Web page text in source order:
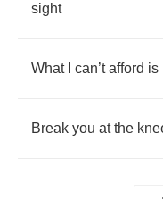
sight
What can’t afford is
Break you at the